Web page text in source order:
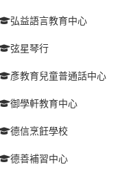
弘益語言教育中心
弦星琴行
彥教育兒童普通話中心
御學軒教育中心
德信烹飪學校
德善補習中心